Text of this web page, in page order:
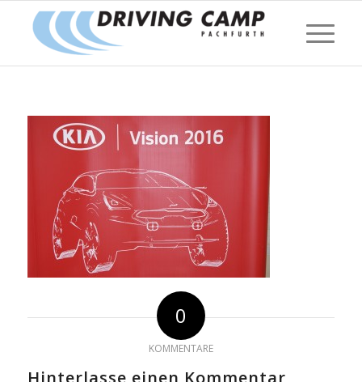
0
KOMMENTARE
Hinterlasse einen Kommentar